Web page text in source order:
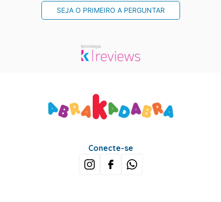
SEJA O PRIMEIRO A PERGUNTAR
Conecte-se